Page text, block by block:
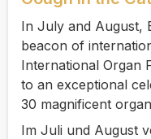
In July and August,
beacon of
International Organ
to an exceptional
30 magnificent
Im Juli und August